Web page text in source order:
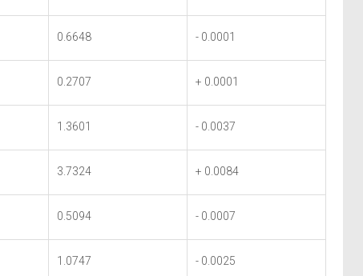
0.6648 - 0.0001
0.2707 + 0.0001
1.3601 - 0.0037
3.7324 + 0.0084
0.5094 - 0.0007
1.0747 - 0.0025